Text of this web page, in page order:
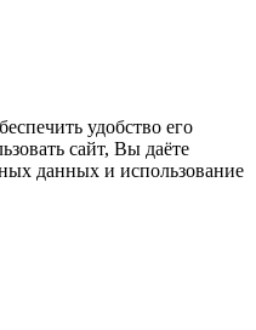
удобство его
сайт, Вы даёте
данных и использование